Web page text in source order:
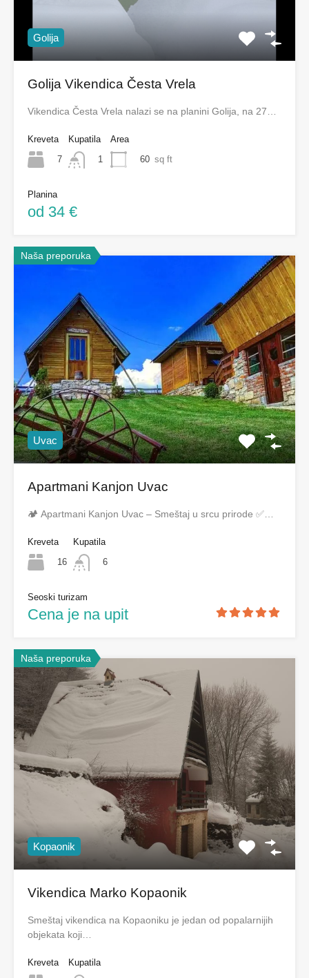
Golija
Golija Vikendica Česta Vrela
Vikendica Česta Vrela nalazi se na planini Golija, na 27…
Kreveta
7
Kupatila
1
Area
60 sq ft
Planina
od 34 €
Naša preporuka
Uvac
Apartmani Kanjon Uvac
🏕️ Apartmani Kanjon Uvac – Smeštaj u srcu prirode ✅…
Kreveta
16
Kupatila
6
Seoski turizam
Cena je na upit
Naša preporuka
Kopaonik
Vikendica Marko Kopaonik
Smeštaj vikendica na Kopaoniku je jedan od popalarnijih
objekata koji…
Kreveta
Kupatila